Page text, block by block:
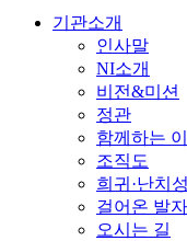
기관소개
인사말
NI소개
비전&미션
정관
함께하는
조직도
희귀·난치
걸어온 발
오시는 길